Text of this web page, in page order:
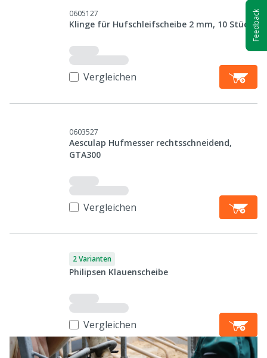
0605127
Klinge für Hufschleifscheibe 2 mm, 10 Stück
Vergleichen
0603527
Aesculap Hufmesser rechtsschneidend,
GTA300
Vergleichen
2 Varianten
Philipsen Klauenscheibe
Vergleichen
Feedback